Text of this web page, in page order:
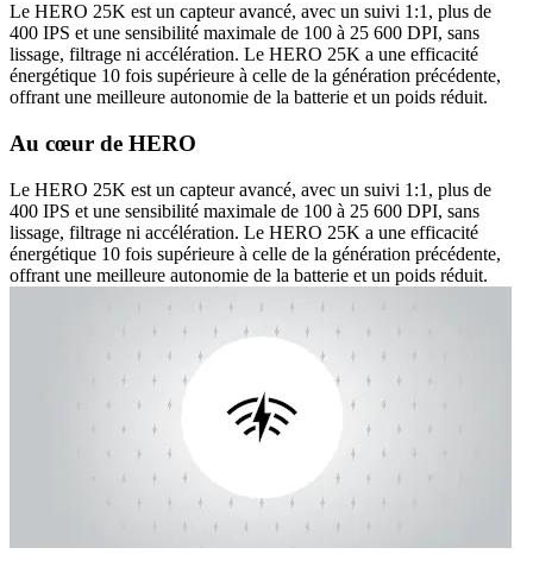
Le HERO 25K est un capteur avancé, avec un suivi 1:1, plus de
400 IPS et une sensibilité maximale de 100 à 25 600 DPI, sans
lissage, filtrage ni accélération. Le HERO 25K a une efficacité
énergétique 10 fois supérieure à celle de la génération précédente,
offrant une meilleure autonomie de la batterie et un poids réduit.
Au cœur de HERO
Le HERO 25K est un capteur avancé, avec un suivi 1:1, plus de
400 IPS et une sensibilité maximale de 100 à 25 600 DPI, sans
lissage, filtrage ni accélération. Le HERO 25K a une efficacité
énergétique 10 fois supérieure à celle de la génération précédente,
offrant une meilleure autonomie de la batterie et un poids réduit.